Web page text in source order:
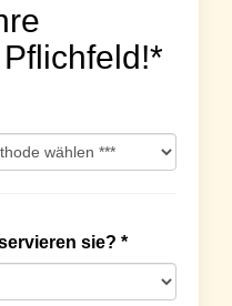
sie? *